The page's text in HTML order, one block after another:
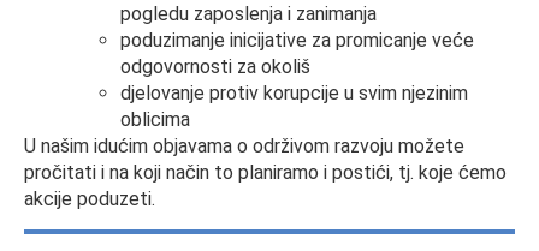
pogledu zaposlenja i zanimanja
poduzimanje inicijative za promicanje veće
odgovornosti za okoliš
djelovanje protiv korupcije u svim njezinim
oblicima
U našim idućim objavama o održivom razvoju možete
pročitati i na koji način to planiramo i postići, tj. koje ćemo
akcije poduzeti.